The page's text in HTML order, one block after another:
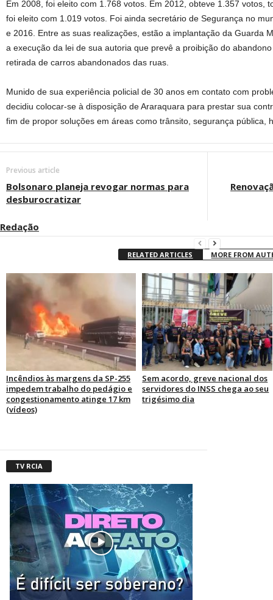
Em 2008, foi eleito com 1.768 votos. Em 2012, obteve 1.357 votos,
foi eleito com 1.019 votos. Foi ainda secretário de Segurança no
e 2016. Entre as suas realizações, estão a implantação da Guarda
a execução da lei de sua autoria que prevê a proibição do
retirada de carros abandonados das ruas.
Munido de sua experiência policial de 30 anos em contato com
decidiu colocar-se à disposição de Araraquara para prestar sua
fim de propor soluções em áreas como trânsito, segurança pública,
Previous article
Bolsonaro planeja revogar normas para
desburocratizar
Redação
RELATED ARTICLES MORE FROM
Incêndios às margens da SP-255
impedem trabalho do pedágio e
congestionamento atinge 17 km
(vídeos)
Sem acordo, greve nacional dos
servidores do INSS chega ao seu
trigésimo dia
TV RCIA